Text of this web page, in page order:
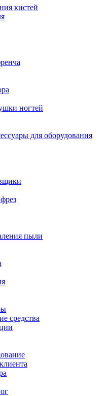
кистей
ногтей
для оборудования
пыли
средства